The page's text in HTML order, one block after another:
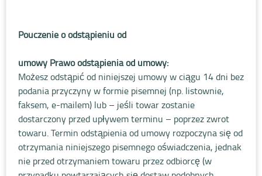
Pouczenie o odstąpieniu od
umowy Prawo odstąpienia od umowy:
Możesz odstąpić od niniejszej umowy w ciągu 14 dni bez
podania przyczyny w formie pisemnej (np. listownie,
faksem, e-mailem) lub – jeśli towar zostanie
dostarczony przed upływem terminu – poprzez zwrot
towaru. Termin odstąpienia od umowy rozpoczyna się od
otrzymania niniejszego pisemnego oświadczenia, jednak
nie przed otrzymaniem towaru przez odbiorcę (w